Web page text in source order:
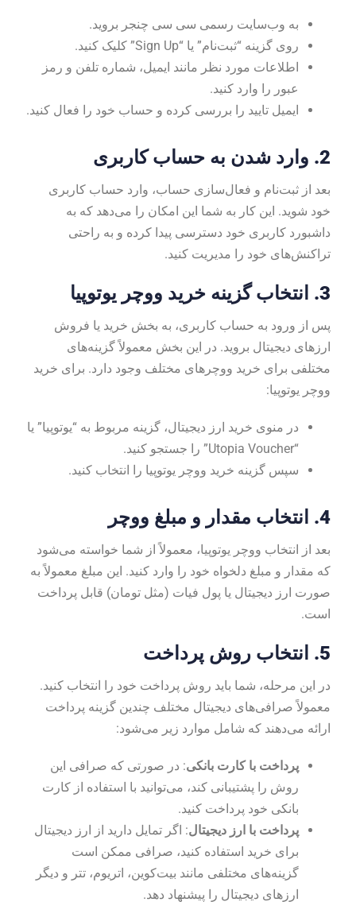
به وب‌سایت رسمی سی سی چنجر بروید.
روی گزینه “ثبت‌نام” یا “Sign Up” کلیک کنید.
اطلاعات مورد نظر مانند ایمیل، شماره تلفن و رمز
عبور را وارد کنید.
ایمیل تایید را بررسی کرده و حساب خود را فعال کنید.
2. وارد شدن به حساب کاربری
بعد از ثبت‌نام و فعال‌سازی حساب، وارد حساب کاربری
خود شوید. این کار به شما این امکان را می‌دهد که به
داشبورد کاربری خود دسترسی پیدا کرده و به راحتی
تراکنش‌های خود را مدیریت کنید.
3. انتخاب گزینه خرید ووچر یوتوپیا
پس از ورود به حساب کاربری، به بخش خرید یا فروش
ارزهای دیجیتال بروید. در این بخش معمولاً گزینه‌های
مختلفی برای خرید ووچرهای مختلف وجود دارد. برای خرید
ووچر یوتوپیا:
در منوی خرید ارز دیجیتال، گزینه مربوط به “یوتوپیا” یا
“Utopia Voucher” را جستجو کنید.
سپس گزینه خرید ووچر یوتوپیا را انتخاب کنید.
4. انتخاب مقدار و مبلغ ووچر
بعد از انتخاب ووچر یوتوپیا، معمولاً از شما خواسته می‌شود
که مقدار و مبلغ دلخواه خود را وارد کنید. این مبلغ معمولاً به
صورت ارز دیجیتال یا پول فیات (مثل تومان) قابل پرداخت
است.
5. انتخاب روش پرداخت
در این مرحله، شما باید روش پرداخت خود را انتخاب کنید.
معمولاً صرافی‌های دیجیتال مختلف چندین گزینه پرداخت
ارائه می‌دهند که شامل موارد زیر می‌شود:
پرداخت با کارت بانکی: در صورتی که صرافی این
روش را پشتیبانی کند، می‌توانید با استفاده از کارت
بانکی خود پرداخت کنید.
پرداخت با ارز دیجیتال: اگر تمایل دارید از ارز دیجیتال
برای خرید استفاده کنید، صرافی ممکن است
گزینه‌های مختلفی مانند بیت‌کوین، اتریوم، تتر و دیگر
ارزهای دیجیتال را پیشنهاد دهد.